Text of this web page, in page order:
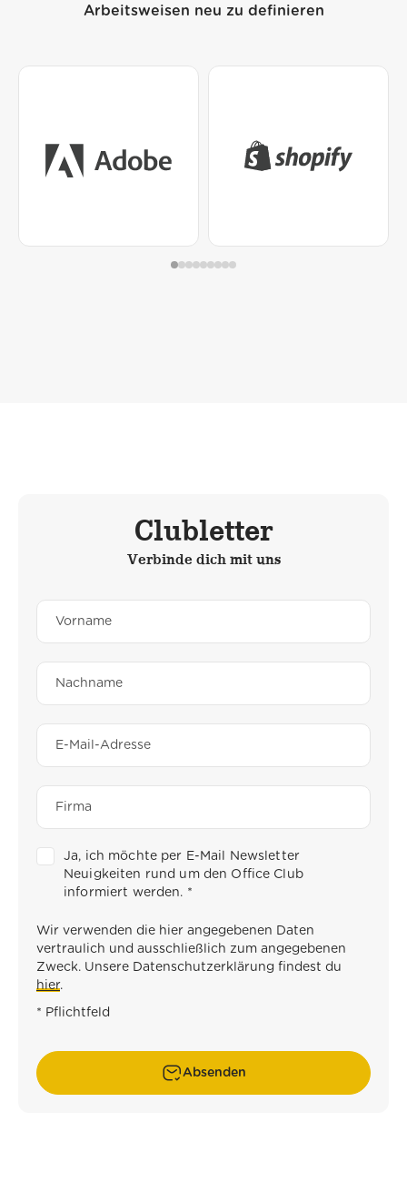
Arbeitsweisen neu zu definieren
Clubletter
Verbinde dich mit uns
Ja, ich möchte per E-Mail Newsletter
Neuigkeiten rund um den Office Club
informiert werden. *
Wir verwenden die hier angegebenen Daten
vertraulich und ausschließlich zum angegebenen
Zweck. Unsere Datenschutzerklärung findest du
hier.
* Pflichtfeld
Absenden